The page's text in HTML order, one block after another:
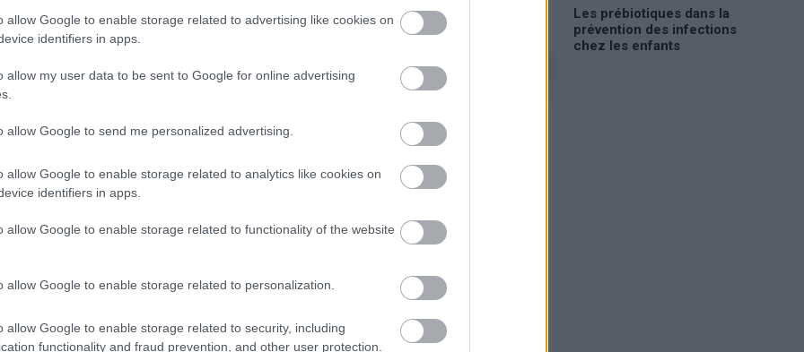
allow Google to enable storage related to advertising like cookies on
identifiers in apps.
allow my user data to be sent to Google for online advertising
allow Google to send me personalized advertising.
allow Google to enable storage related to analytics like cookies on
identifiers in apps.
allow Google to enable storage related to functionality of the website
allow Google to enable storage related to personalization.
allow Google to enable storage related to security, including
functionality and fraud prevention, and other user protection.
une coloration brun-jaune plus intense de
pas accompagnée d'autres symptômes.
dans l'urine peut indiquer une
, par exemple lors de la dégradation des globules
le premier signe d'une atteinte hépatique (par
a été observée après un exercice
et gras. Ce symptôme peut également être
chronique.
Les prébiotiques dans la
prévention des infections
chez les enfants